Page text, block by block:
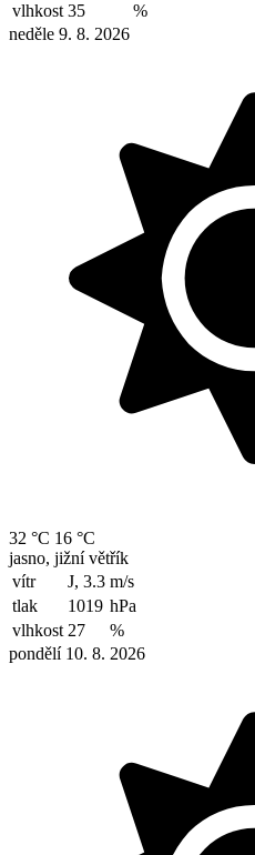
vlhkost 35
%
neděle 9. 8. 2026
32 °C 16 °C
jasno, jižní větřík
vítr
J, 3.3 m/s
tlak
1019 hPa
vlhkost 27
%
pondělí 10. 8. 2026